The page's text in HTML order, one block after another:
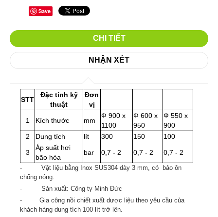
Save
CHI TIẾT
NHẬN XÉT
STT
Đặc tính kỹ
thuật
Đơn
vị
1 Kích thước mm
Ф 900 x
1100
Ф 600 x
950
Ф 550 x
900
2
Dung tích lít 300 150 100
3
Áp suất hơi
bão hòa
bar 0,7 - 2 0,7 - 2 0,7 - 2
- Vật liệu bằng Inox SUS304 dày 3 mm, có bảo ôn
chống nóng.
- Sản xuất: Công ty Minh Đức
- Gia công nồi chiết xuất dược liệu theo yêu cầu của
khách hàng dung tích 100 lít trở lên.